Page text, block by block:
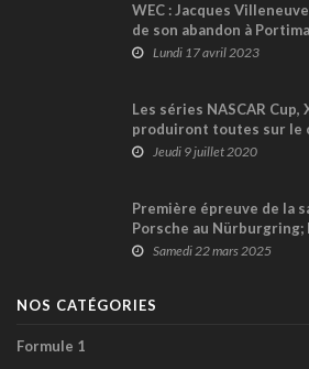
WEC : Jacques
de son abandon à
Lundi 17 avril 2023
Les séries NASCAR
produiront toutes sur le
Daytona, en août
Jeudi 9 juillet 2020
Première épreuve de la
Porsche au
Grenier Top 6
Samedi 22 mars 2025
NOS CATÉGORIES
Formule 1